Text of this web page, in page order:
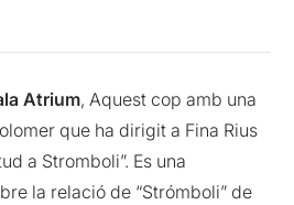
Atrium, Aquest cop amb una
que ha dirigit a Fina Rius
a Stromboli”. Es una
la relació de “Strómboli” de